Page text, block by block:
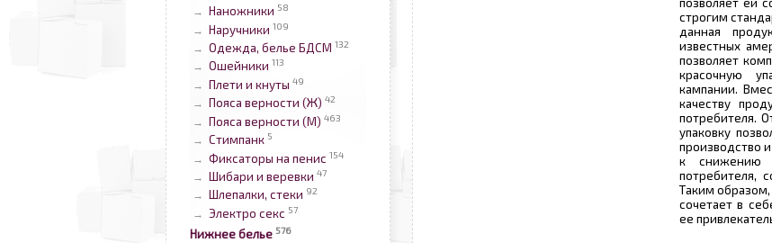
→ Наножники 58
→ Наручники 109
→ Одежда, белье БДСМ 132
→ Ошейники 113
→ Плети и кнуты 49
→ Пояса верности (Ж) 42
→ Пояса верности (М) 463
→ Стимпанк 5
→ Фиксаторы на пенис 154
→ Шибари и веревки 47
→ Шлепалки, стеки 92
→ Электро секс 57
Нижнее белье 576
строгим
данная
известных
позволяет
красочную
кампании.
качеству
потребителя.
упаковку
производство
к снижению
потребителя,
Таким
сочетает в
ее